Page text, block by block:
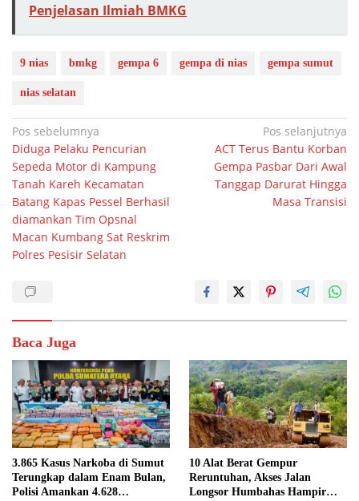
Penjelasan Ilmiah BMKG
9 nias bmkg gempa 6 gempa di nias gempa sumut
nias selatan
Navigasi
pos
Pos sebelumnya
Diduga Pelaku Pencurian
Sepeda Motor di Kampung
Tanah Kareh Kecamatan
Batang Kapas Pessel Berhasil
diamankan Tim Opsnal
Macan Kumbang Sat Reskrim
Polres Pesisir Selatan
Pos selanjutnya
ACT Terus Bantu Korban
Gempa Pasbar Dari Awal
Tanggap Darurat Hingga
Masa Transisi
Baca Juga
3.865 Kasus Narkoba di Sumut
Terungkap dalam Enam Bulan,
Polisi Amankan 4.628
10 Alat Berat Gempur
Reruntuhan, Akses Jalan
Longsor Humbahas Hampir